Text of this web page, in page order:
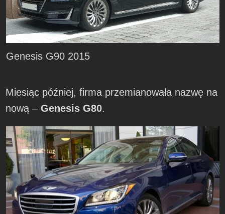
Genesis G90 2015
Miesiąc później, firma przemianowała nazwę na
nową –Genesis G80.